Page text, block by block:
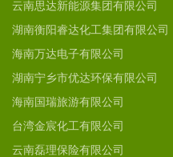
云南思达新能源集团有限公司
湖南衡阳睿达化工集团有限公司
海南万达电子有限公司
湖南宁乡市优达环保有限公司
海南国瑞旅游有限公司
台湾金宸化工有限公司
云南磊理保险有限公司